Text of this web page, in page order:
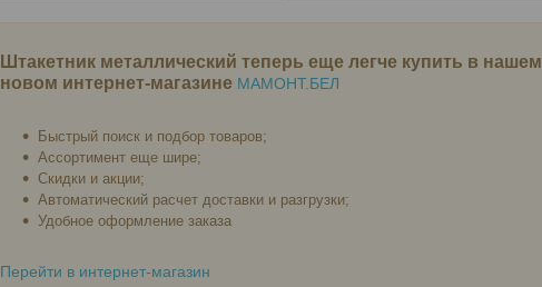
Штакетник металлический теперь еще легче купить в нашем
новом интернет-магазине МАМОНТ.БЕЛ
Быстрый поиск и подбор товаров;
Ассортимент еще шире;
Скидки и акции;
Автоматический расчет доставки и разгрузки;
Удобное оформление заказа
Перейти в интернет-магазин